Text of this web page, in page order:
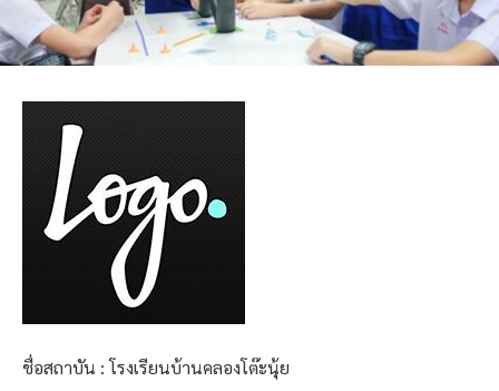
ชื่อสถาบัน : โรงเรียนบ้านคลองโต๊ะนุ้ย